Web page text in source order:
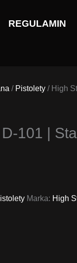
REGULAMIN
/ Pistolety / High
101 |
Marka: High